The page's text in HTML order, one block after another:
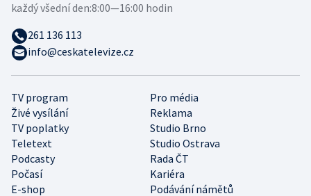
TV program
Pro média
Živé vysílání
Reklama
TV poplatky
Studio Brno
Teletext
Studio Ostrava
Podcasty
Rada ČT
Počasí
Kariéra
E-shop
Podávání námětů
každý všední den:8:00—16:00 hodin
261 136 113
info@ceskatelevize.cz